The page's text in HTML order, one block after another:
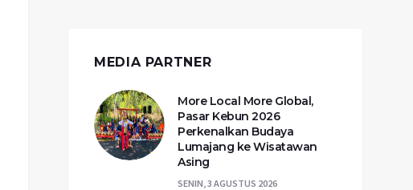
MEDIA PARTNER
More Local More Global,
Pasar Kebun 2026
Perkenalkan Budaya
Lumajang ke Wisatawan
Asing
SENIN, 3 AGUSTUS 2026